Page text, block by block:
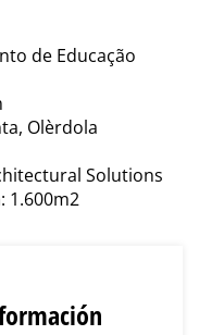
de Educação
Olèrdola
Solutions
: 1.600m2